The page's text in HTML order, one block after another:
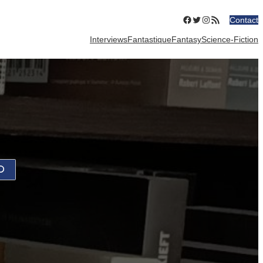
Facebook
Twitter
Instagram
Flux RSSContact
InterviewsFantastiqueFantasyScience-Fiction